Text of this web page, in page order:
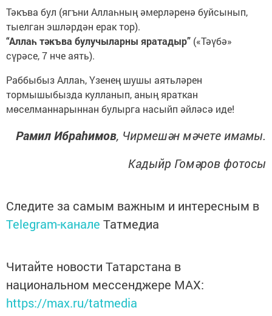
Тәкъва бул (ягъни Аллаһның әмерләренә буйсынып,
тыелган эшләрдән ерак тор).
“Аллаһ тәкъва булучыларны яратадыр” («Тәүбә»
сүрәсе, 7 нче аять).
Раббыбыз Аллаһ, Үзенең шушы аятьләрен
тормышыбызда кулланып, аның яраткан
мөселманнарыннан булырга насыйп әйләсә иде!
Рамил Ибраһимов, Чирмешән мәчете имамы.
Кадыйр Гомәров фотосы
Следите за самым важным и интересным в
Telegram-канале Татмедиа
Читайте новости Татарстана в
национальном мессенджере MАХ:
https://max.ru/tatmedia